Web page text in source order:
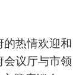
热情欢迎和
会议厅与市领